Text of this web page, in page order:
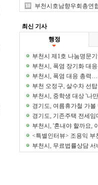
염 취약계층 보호 나서
부천시호남향우회총연
최신 기사
행정
부천시 제1호 나눔명문
청소년 후원금 1억 원 기
부천시, 폭염 장기화 대
개최
부천시, 폭염 대응 총력…
약계층 보호 강화
부천 오정구, 살수차 선
부천시, 중학생 대상 '나
영
경기도, 여름휴가철 가볼
천
경기도, 기존주택 전세임
부천시, '혼내야 할까요,
모 토크콘서트 개최
<특별인터뷰> 조용익 부
하는 시정 성과 만들어
부천시, 무료법률상담